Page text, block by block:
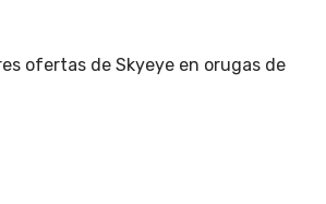
ofertas de Skyeye en orugas de